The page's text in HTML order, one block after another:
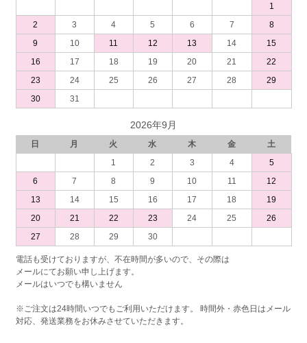
1
2
3 4 5 6 7
8
9
10 11 12 13 14
15
16
17 18 19 20 21
22
23
24 25 26 27 28
29
30
31
2026年9月
日 月 火 水 木 金
土
1
2 3 4
5
6
7 8 9 10 11
12
13
14 15 16 17 18
19
20
21 22 23 24 25
26
27
28 29 30
電話も受けておりますが、不在時間が多いので、その際は
メールにてお願い申し上げます。
メールはいつでも構いません
※ご注文は24時間いつでもご利用いただけます。 時間外・赤色日はメール
対応、発送業務をお休みさせていただきます。